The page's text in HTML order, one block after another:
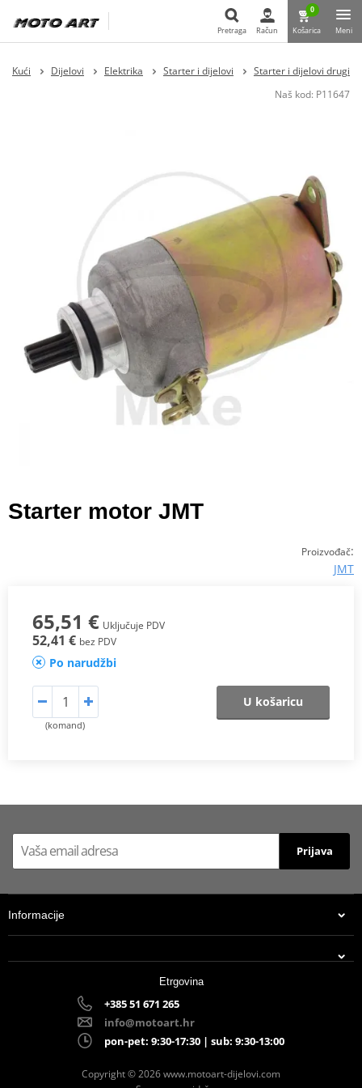
Pretraga
Pretraga Račun
0
Košarica Meni
Kući Dijelovi Elektrika Starter i dijelovi
Starter i dijelovi drugi
Naš kod: P11647
Starter motor JMT
Proizvođač:
JMT
65,51 € Uključuje PDV
52,41 € bez PDV
Po narudžbi
(komand)
U košaricu
Prijava
Informacije
Etrgovina
+385 51 671 265
info@motoart.hr
pon-pet: 9:30-17:30 | sub: 9:30-13:00
Copyright © 2026 www.motoart-dijelovi.com